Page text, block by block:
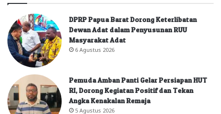
DPRP Papua Barat Dorong Keterlibatan
Dewan Adat dalam Penyusunan RUU
Masyarakat Adat
6 Agustus 2026
Pemuda Amban Panti Gelar Persiapan HUT
RI, Dorong Kegiatan Positif dan Tekan
Angka Kenakalan Remaja
5 Agustus 2026